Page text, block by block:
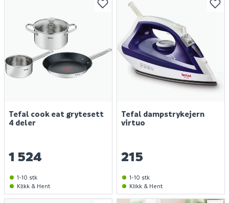
Tefal cook eat grytesett
4 deler
1 524
1-10 stk
Klikk & Hent
Tefal dampstrykejern
virtuo
215
1-10 stk
Klikk & Hent